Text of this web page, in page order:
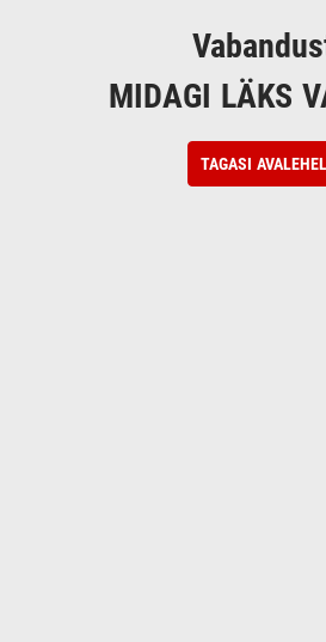
MIDAGI LÄKS
TAGASI